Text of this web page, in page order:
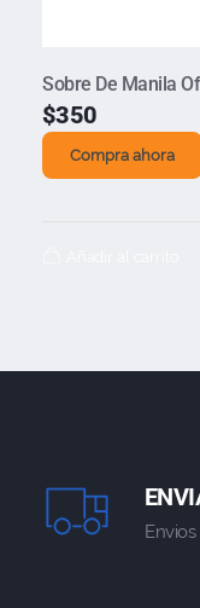
Sobre De Manila
$350
Compra ahora